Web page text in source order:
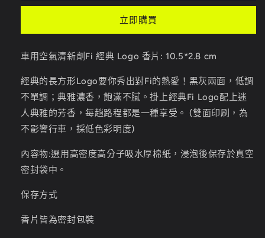
香
數
量
少
香
數
量
加
立即購買
車用空氣清新劑Fi 經典 Logo 香片 : 10.5*2.8 cm
經典的長方形Logo要你秀出對Fi的熱愛！黑灰兩面，低調
不單調；典雅濃香，飽滿不膩。掛上經典Fi Logo配上迷
人典雅的芳香，每趟路程都是一種享受。 (雙面印刷，為
不影響行車，採低色彩明度)
內容物:選用高密度高分子吸水厚棉紙，浸泡後保存於真空
密封袋中。
保存方式
香片皆為密封包裝